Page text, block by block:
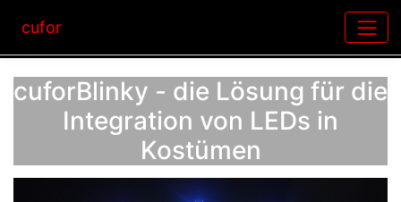
cufor
cuforBlinky - die Lösung für die
Integration von LEDs in
Kostümen